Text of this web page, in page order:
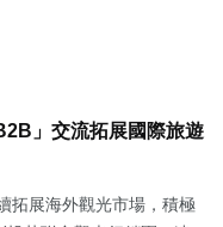
」交流拓展國際旅遊
拓展海外觀光市場，積極